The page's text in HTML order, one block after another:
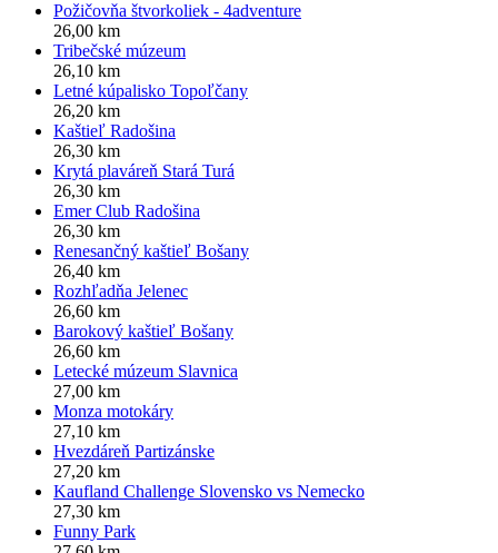
Požičovňa štvorkoliek - 4adventure
26,00 km
Tribečské múzeum
26,10 km
Letné kúpalisko Topoľčany
26,20 km
Kaštieľ Radošina
26,30 km
Krytá plaváreň Stará Turá
26,30 km
Emer Club Radošina
26,30 km
Renesančný kaštieľ Bošany
26,40 km
Rozhľadňa Jelenec
26,60 km
Barokový kaštieľ Bošany
26,60 km
Letecké múzeum Slavnica
27,00 km
Monza motokáry
27,10 km
Hvezdáreň Partizánske
27,20 km
Kaufland Challenge Slovensko vs Nemecko
27,30 km
Funny Park